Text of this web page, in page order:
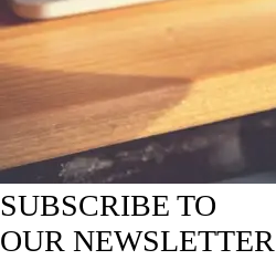
SUBSCRIBE TO
OUR NEWSLETTER